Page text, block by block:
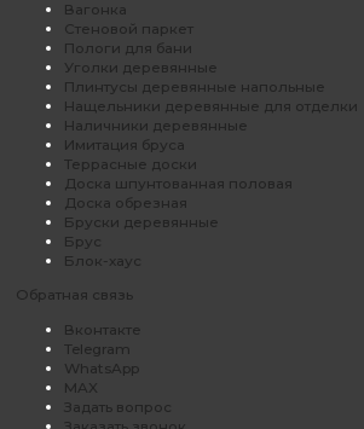
Вагонка
Стеновой паркет
Пологи для бани
Уголки деревянные
Плинтусы деревянные напольные
Нащельники деревянные для отделки
Наличники деревянные
Имитация бруса
Террасные доски
Доска шпунтованная половая
Доска обрезная
Бруски деревянные
Брус
Блок-хаус
Обратная связь
Вконтакте
Telegram
WhatsApp
MAX
Задать вопрос